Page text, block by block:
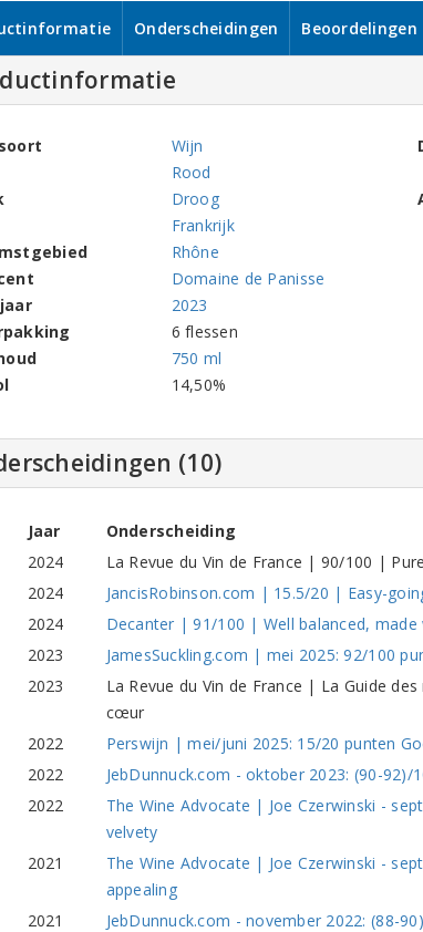
Onderscheidingen Beoordelingen
Wijn
Rood
Droog
Frankrijk
Rhône
Domaine de Panisse
2023
6 flessen
750 ml
14,50%
(10)
Jaar
Onderscheiding
2024
La Revue du Vin de France | 90/100 |
2024
JancisRobinson.com | 15.5/20 | Easy-
2024
Decanter | 91/100 | Well balanced, made
2023
JamesSuckling.com | mei 2025: 92/100
2023
La Revue du Vin de France | La Guide
cœur
2022
Perswijn | mei/juni 2025: 15/20 punten
2022
JebDunnuck.com - oktober 2023: (90-
2022
The Wine Advocate | Joe Czerwinski -
velvety
2021
The Wine Advocate | Joe Czerwinski -
appealing
2021
JebDunnuck.com - november 2022: (88-